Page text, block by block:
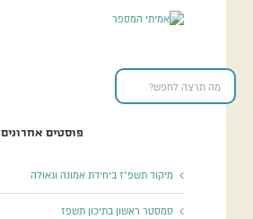
פוסטים אחרונים
מיקוד תשפ”ז ביחידת אמונה וגאולה
סמסטר ראשון בתיכון תשפז